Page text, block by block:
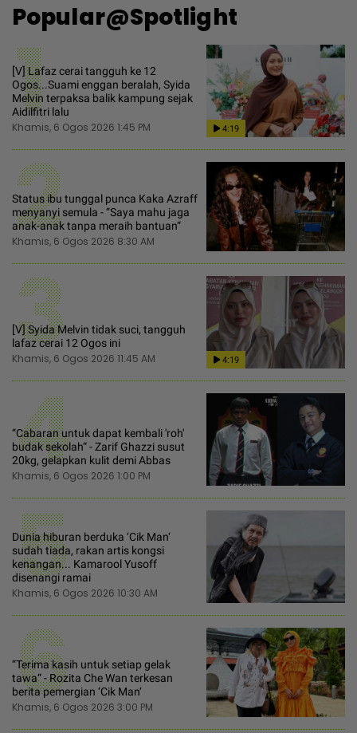
Popular@Spotlight
1
[V] Lafaz cerai tangguh ke 12
Ogos...Suami enggan beralah, Syida
Melvin terpaksa balik kampung sejak
Aidilfitri lalu
Khamis, 6 Ogos 2026 1:45 PM 4:19
2
Status ibu tunggal punca Kaka Azraff
menyanyi semula - “Saya mahu jaga
anak-anak tanpa meraih bantuan“
Khamis, 6 Ogos 2026 8:30 AM
3
[V] Syida Melvin tidak suci, tangguh
lafaz cerai 12 Ogos ini
Khamis, 6 Ogos 2026 11:45 AM 4:19
4
“Cabaran untuk dapat kembali 'roh'
budak sekolah“ - Zarif Ghazzi susut
20kg, gelapkan kulit demi Abbas
Khamis, 6 Ogos 2026 1:00 PM
5
Dunia hiburan berduka ‘Cik Man‘
sudah tiada, rakan artis kongsi
kenangan... Kamarool Yusoff
disenangi ramai
Khamis, 6 Ogos 2026 10:30 AM
6
“Terima kasih untuk setiap gelak
tawa“ - Rozita Che Wan terkesan
berita pemergian ‘Cik Man‘
Khamis, 6 Ogos 2026 3:00 PM